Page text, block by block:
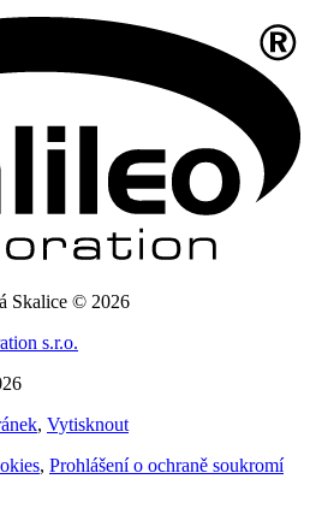
Skalice © 2026
s.r.o.
, Vytisknout
, Prohlášení o ochraně soukromí